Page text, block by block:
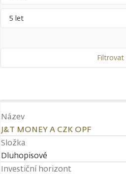
5 let
Filtrovat
Název
J&T MONEY A CZK OPF
Složka
Dluhopisové
Investiční horizont